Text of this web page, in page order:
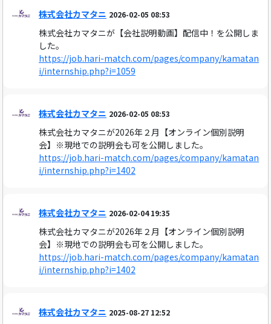
株式会社カマタニ 2026-02-05 08:53
株式会社カマタニが【会社説明動画】配信中！を公開しま
した。
https://job.hari-match.com/pages/company/kamatan
i/internship.php?i=1059
株式会社カマタニ 2026-02-05 08:53
株式会社カマタニが2026年２月【オンライン個別説明
会】※現地での説明会も可を公開しました。
https://job.hari-match.com/pages/company/kamatan
i/internship.php?i=1402
株式会社カマタニ 2026-02-04 19:35
株式会社カマタニが2026年２月【オンライン個別説明
会】※現地での説明会も可を公開しました。
https://job.hari-match.com/pages/company/kamatan
i/internship.php?i=1402
株式会社カマタニ 2025-08-27 12:52